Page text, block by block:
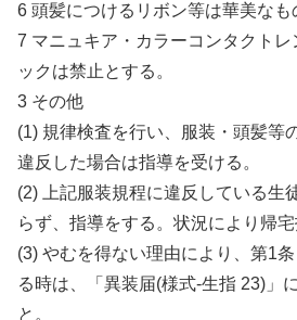
6 頭髪につけるリボン等は華美なも
7 マニュキア・カラーコンタクトレ
ックは禁止とする。
3 その他
(1) 規律検査を行い、服装・頭髪等
違反した場合は指導を受ける。
(2) 上記服装規程に違反している生
らず、指導をする。状況により帰宅
(3) やむを得ない理由により、第1
る時は、「異装届(様式-生指 23)」
と。